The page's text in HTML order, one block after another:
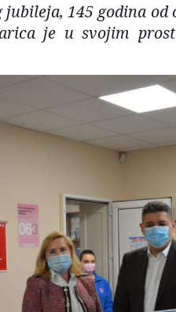
jubileja, 145 godina
je u svojim